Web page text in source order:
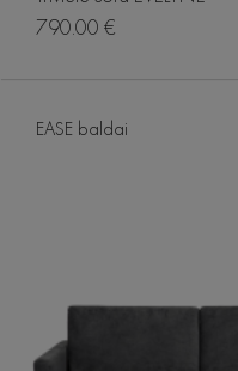
790.00 €
EASE baldai